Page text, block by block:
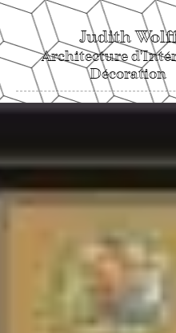
Judith
Architecture
Décoration